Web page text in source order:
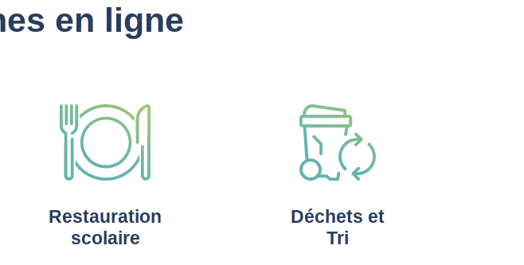
en ligne
Restauration
scolaire
Déchets et
Tri